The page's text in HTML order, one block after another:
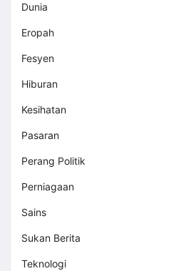
Dunia
Eropah
Fesyen
Hiburan
Kesihatan
Pasaran
Perang Politik
Perniagaan
Sains
Sukan Berita
Teknologi